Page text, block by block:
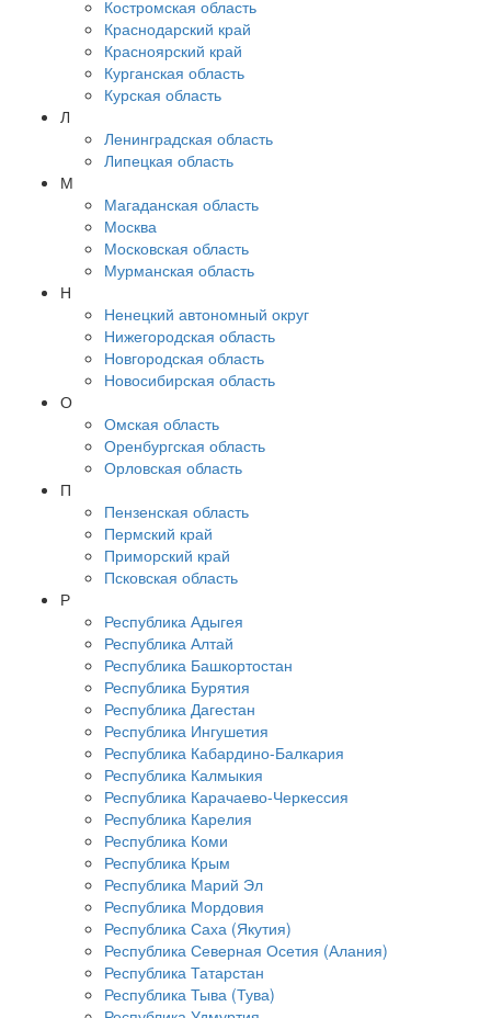
Костромская область
Краснодарский край
Красноярский край
Курганская область
Курская область
Л
Ленинградская область
Липецкая область
М
Магаданская область
Москва
Московская область
Мурманская область
Н
Ненецкий автономный округ
Нижегородская область
Новгородская область
Новосибирская область
О
Омская область
Оренбургская область
Орловская область
П
Пензенская область
Пермский край
Приморский край
Псковская область
Р
Республика Адыгея
Республика Алтай
Республика Башкортостан
Республика Бурятия
Республика Дагестан
Республика Ингушетия
Республика Кабардино-Балкария
Республика Калмыкия
Республика Карачаево-Черкессия
Республика Карелия
Республика Коми
Республика Крым
Республика Марий Эл
Республика Мордовия
Республика Саха (Якутия)
Республика Северная Осетия (Алания)
Республика Татарстан
Республика Тыва (Тува)